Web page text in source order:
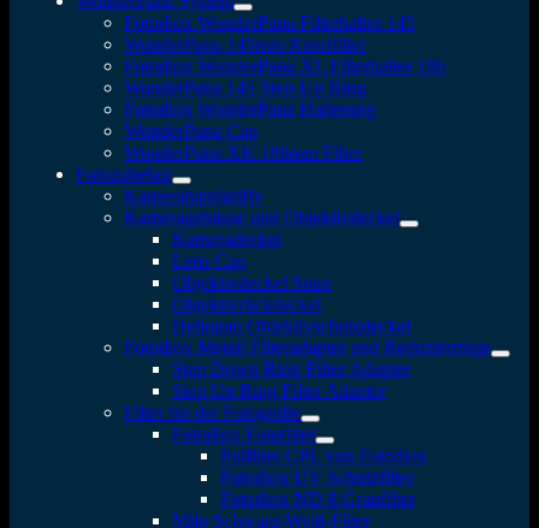
Fotodiox WonderPana Filterhalter 145
WonderPana 145mm Rundfilter
Fotodiox WonderPana XL Filterhalter 186
WonderPana 145 Step-Up Ring
Fotodiox WonderPana Halterung
WonderPana Cap
WonderPana XK 186mm Filter
Fotozubehör
Kamerahandgriffe
Kameragehäuse und Objektivdeckel
Kameradeckel
Lens Cap
Objektivdeckel Snap
Objektivrückdeckel
Heliopan Objektivschutzdeckel
Fotodiox Metall Filteradapter und Reduzierringe
Step Down Ring Filter Adapter
Step Up Ring Filter Adapter
Filter für die Fotografie
Fotodiox Fotofilter
Polfilter CPL von Fotodiox
Fotodiox UV Schutzfilter
Fotodiox ND 8 Graufilter
Milo Schwarz-Weiß-Filter